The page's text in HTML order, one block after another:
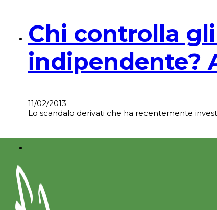
Chi controlla
indipendente?
11/02/2013
Lo scandalo derivati che ha recentemente